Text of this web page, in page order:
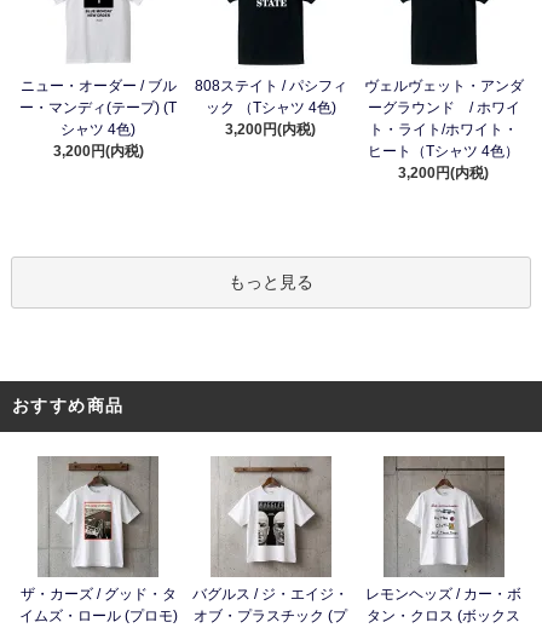
ニュー・オーダー / ブル
ー・マンディ(テープ) (T
シャツ 4色)
3,200円(内税)
808ステイト / パシフィ
ック （Tシャツ 4色)
3,200円(内税)
ヴェルヴェット・アンダ
ーグラウンド / ホワイ
ト・ライト/ホワイト・
ヒート（Tシャツ 4色）
3,200円(内税)
もっと見る
おすすめ商品
ザ・カーズ / グッド・タ
イムズ・ロール (プロモ)
バグルス / ジ・エイジ・
オブ・プラスチック (プ
レモンヘッズ / カー・ボ
タン・クロス (ボックス